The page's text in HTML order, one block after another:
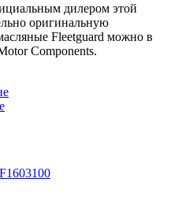
дилером этой
оригинальную
Fleetguard можно в
Components.